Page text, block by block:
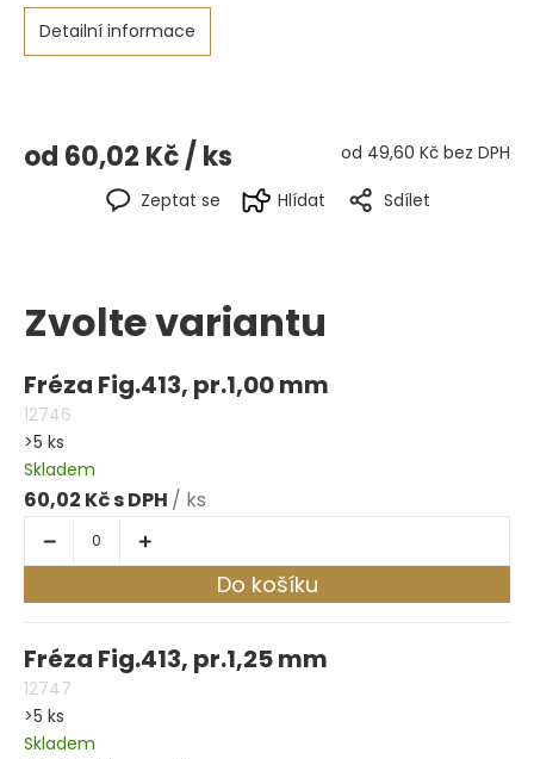
od 60,02 Kč/ ks od 49,60 Kč bez DPH
Detailní informace
Zeptat se Hlídat Sdílet
Zvolte variantu
Fréza Fig.413, pr.1,00 mm
12746
>5 ks
Skladem
60,02 Kč / ks
Do košíku
Fréza Fig.413, pr.1,25 mm
12747
>5 ks
Skladem